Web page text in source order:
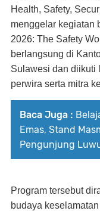
Health, Safety,
menggelar kegiatan
2026: The Safety
berlangsung di
Sulawesi dan diikuti
perwira serta mitra
Baca Juga :
Emas, Stand
Pengunjung
Program tersebut
budaya